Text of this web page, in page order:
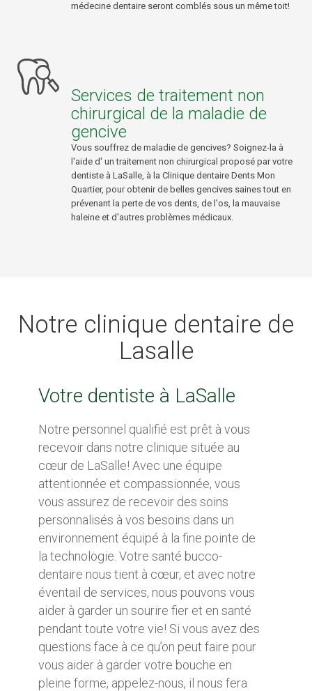
médecine dentaire seront comblés sous un même toit!
Services de traitement non
chirurgical de la maladie de
gencive
Vous souffrez de maladie de gencives? Soignez-la à
l'aide d' un traitement non chirurgical proposé par votre
dentiste à LaSalle, à la Clinique dentaire Dents Mon
Quartier, pour obtenir de belles gencives saines tout en
prévenant la perte de vos dents, de l'os, la mauvaise
haleine et d'autres problèmes médicaux.
Notre clinique dentaire de
Lasalle
Votre dentiste à LaSalle
Notre personnel qualifié est prêt à vous
recevoir dans notre clinique située au
cœur de LaSalle! Avec une équipe
attentionnée et compassionnée, vous
vous assurez de recevoir des soins
personnalisés à vos besoins dans un
environnement équipé à la fine pointe de
la technologie. Votre santé bucco-
dentaire nous tient à cœur, et avec notre
éventail de services, nous pouvons vous
aider à garder un sourire fier et en santé
pendant toute votre vie! Si vous avez des
questions face à ce qu’on peut faire pour
vous aider à garder votre bouche en
pleine forme, appelez-nous, il nous fera